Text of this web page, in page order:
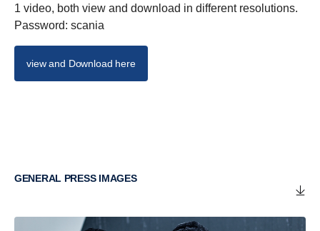
1 video, both view and download in different resolutions.
Password: scania
view and Download here
GENERAL PRESS IMAGES